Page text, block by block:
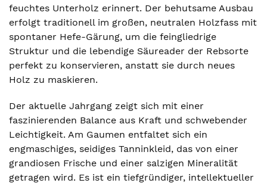
feuchtes Unterholz erinnert. Der behutsame Ausbau
erfolgt traditionell im großen, neutralen Holzfass mit
spontaner Hefe-Gärung, um die feingliedrige
Struktur und die lebendige Säureader der Rebsorte
perfekt zu konservieren, anstatt sie durch neues
Holz zu maskieren.
Der aktuelle Jahrgang zeigt sich mit einer
faszinierenden Balance aus Kraft und schwebender
Leichtigkeit. Am Gaumen entfaltet sich ein
engmaschiges, seidiges Tanninkleid, das von einer
grandiosen Frische und einer salzigen Mineralität
getragen wird. Es ist ein tiefgründiger, intellektueller